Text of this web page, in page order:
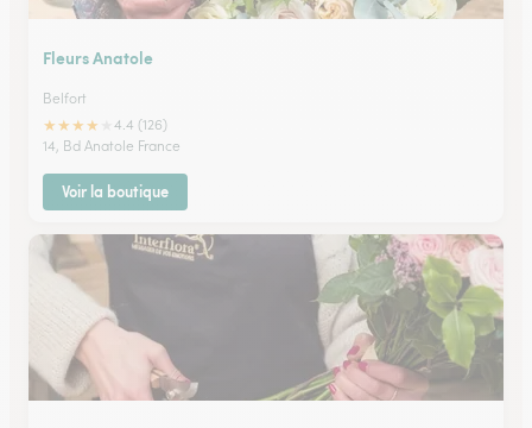
Fleurs Anatole
Belfort
★★★★
4.4 (126)
14, Bd Anatole France
Voir la boutique